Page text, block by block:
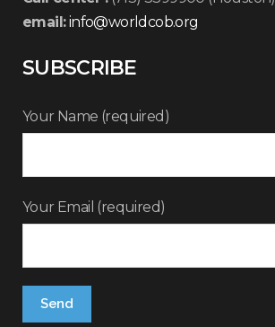
email:info@worldcob.org
SUBSCRIBE
Your Name (required)
Your Email (required)